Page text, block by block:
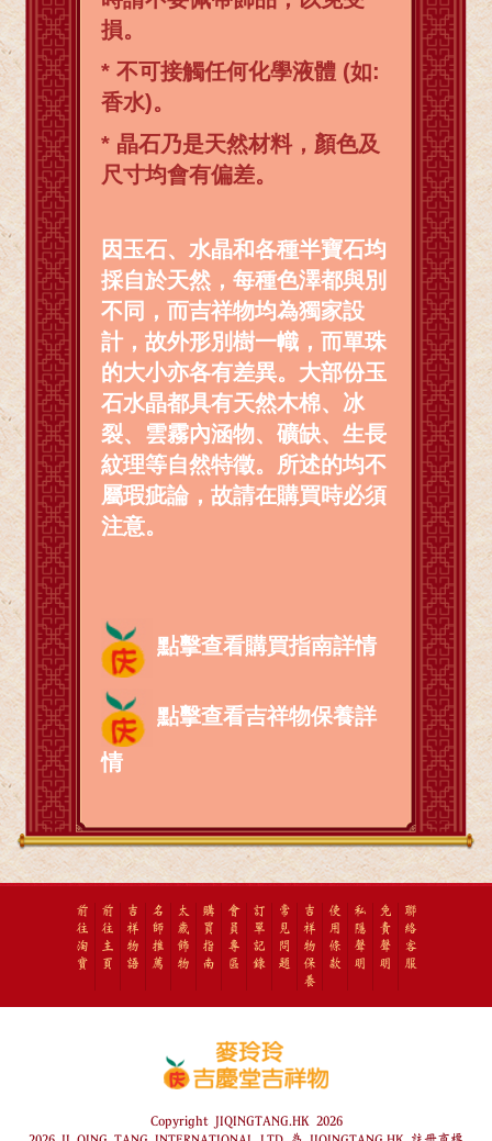
損。
* 不可接觸任何化學液體 (如:
香水)。
* 晶石乃是天然材料，顏色及
尺寸均會有偏差。
因玉石、水晶和各種半寶石均
採自於天然，每種色澤都與別
不同，而吉祥物均為獨家設
計，故外形別樹一幟，而單珠
的大小亦各有差異。大部份玉
石水晶都具有天然木棉、冰
裂、雲霧內涵物、礦缺、生長
紋理等自然特徵。所述的均不
屬瑕疵論，故請在購買時必須
注意。
點擊查看購買指南詳情
點擊查看吉祥物保養詳
情
前
往
淘
寶
前
往
主
頁
吉
祥
物
語
名
師
推
薦
太
歲
飾
物
購
買
指
南
會
員
專
區
訂
單
記
錄
常
見
問
題
吉
祥
物
保
養
使
用
條
款
私
隱
聲
明
免
責
聲
明
聯
絡
客
服
Copyright JIQINGTANG.HK 2026